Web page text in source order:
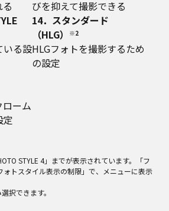
びを抑えて撮影できる
いる設
14．スタンダード
（HLG）
※2
HLGフォトを撮影するため
の設定
ーム
定
STYLE 4」までが表示されています。「フ
ォトスタイル表示の制限」で、メニューに表示
択できます。